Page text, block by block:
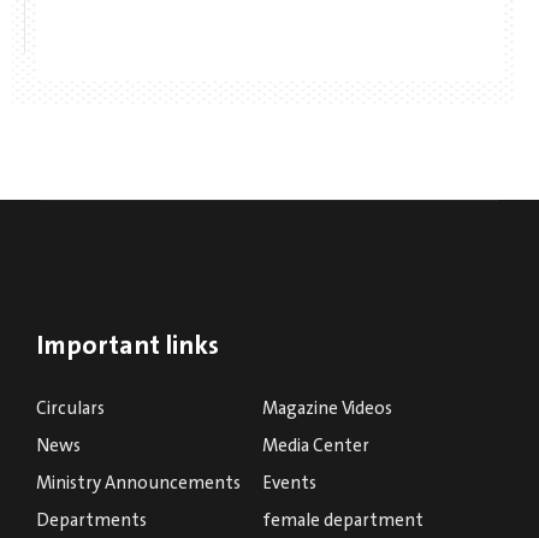
Important links
Circulars
Magazine Videos
News
Media Center
Ministry Announcements
Events
Departments
female department